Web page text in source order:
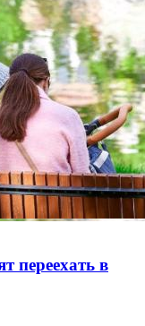
переехать в